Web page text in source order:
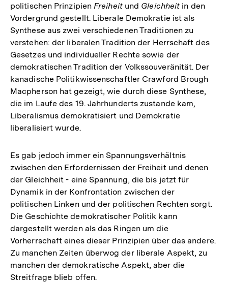
Fußnote
politischen Prinzipien Freiheitund Gleichheit in den
Vordergrund gestellt. Liberale Demokratie ist als
Synthese aus zwei verschiedenen Traditionen zu
verstehen: der liberalen Tradition der Herrschaft des
Gesetzes und individueller Rechte sowie der
demokratischen Tradition der Volkssouveränität. Der
kanadische Politikwissenschaftler Crawford Brough
Macpherson hat gezeigt, wie durch diese Synthese,
die im Laufe des 19. Jahrhunderts zustande kam,
Liberalismus demokratisiert und Demokratie
liberalisiert wurde.
Es gab jedoch immer ein Spannungsverhältnis
zwischen den Erfordernissen der Freiheit und denen
der Gleichheit - eine Spannung, die bis jetzt für
Dynamik in der Konfrontation zwischen der
politischen Linken und der politischen Rechten sorgt.
Die Geschichte demokratischer Politik kann
dargestellt werden als das Ringen um die
Vorherrschaft eines dieser Prinzipien über das andere.
Zu manchen Zeiten überwog der liberale Aspekt, zu
manchen der demokratische Aspekt, aber die
Streitfrage blieb offen.